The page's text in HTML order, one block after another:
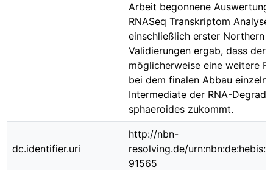
Arbeit begonnene Auswertung
RNASeq Transkriptom Analyse
einschließlich erster Northern
Validierungen ergab, dass der
möglicherweise eine weitere
bei dem finalen Abbau
Intermediate der RNA-
sphaeroides zukommt.
dc.identifier.uri
http://nbn-
resolving.de/
91565